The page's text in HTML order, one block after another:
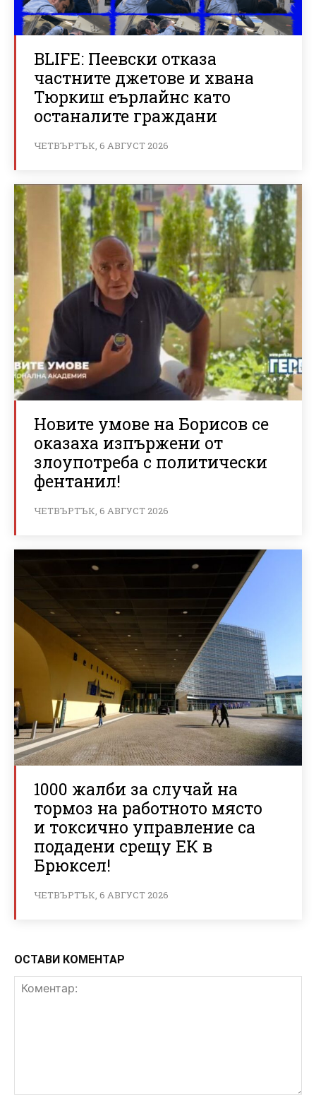
BLIFE: Пеевски отказа
частните джетове и хвана
Тюркиш еърлайнс като
останалите граждани
ЧЕТВЪРТЪК, 6 АВГУСТ 2026
Новите умове на Борисов се
оказаха изпържени от
злоупотреба с политически
фентанил!
ЧЕТВЪРТЪК, 6 АВГУСТ 2026
1000 жалби за случай на
тормоз на работното място
и токсично управление са
подадени срещу ЕК в
Брюксел!
ЧЕТВЪРТЪК, 6 АВГУСТ 2026
ОСТАВИ КОМЕНТАР